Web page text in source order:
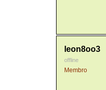
leon8oo3
offline
Membro